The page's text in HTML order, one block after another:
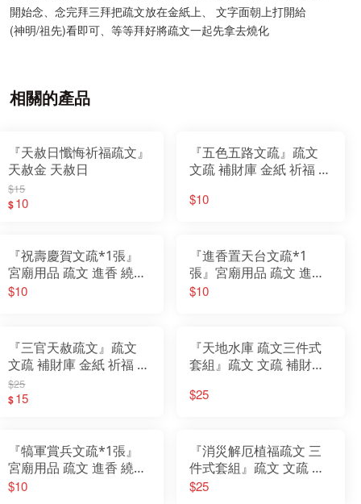
開始念、念完拜三拜把疏文放在金紙上、 文字面朝上打開給
(神明/祖先)看即可、等等拜好將疏文一起先拿去燒化
相關的產品
『天赦日懺悔祈福疏文』
天赦金 天赦日
$15
$10
『五色五路文疏』疏文
文疏 補財庫 金紙 祈福 開
$10
『祝壽慶賀文疏*1張』
宮廟用品 疏文 進香 繞境
謁祖 會香 參香 進香 疏文
$10
『進香置天台文疏*1
張』宮廟用品 疏文 進香
繞境 謁祖 會香 參香 進香
$10
『三官天赦疏文』疏文
文疏 補財庫 金紙 祈福 開
運 消災 招財 天官 地官
水官 天赦金 天赦日
$25
$15
『天地水庫 疏文三件式
套組』疏文 文疏 補財庫
天官 地官 水官
$25
『犒軍賞兵文疏*1張』
宮廟用品 疏文 進香 繞境
謁祖 會香 參香 進香 疏文
$10
『消災解厄植福疏文 三
件式套組』疏文 文疏 金
紙 祈福 開運 消災
$25